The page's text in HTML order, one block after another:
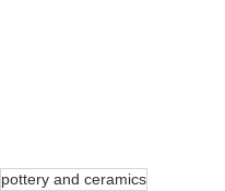
pottery and ceramics